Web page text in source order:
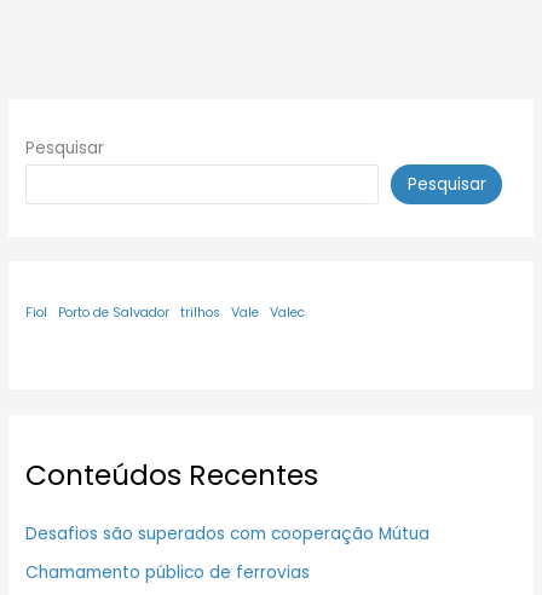
Pesquisar
Pesquisar
Fiol Porto de Salvador trilhos Vale Valec
Conteúdos Recentes
Desafios são superados com cooperação Mútua
Chamamento público de ferrovias